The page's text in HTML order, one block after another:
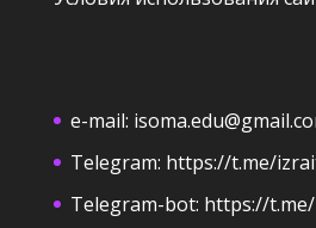
e-mail:
Telegram: https://t.me/
Telegram-bot: https://